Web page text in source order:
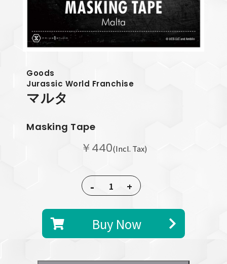
Goods
Jurassic World Franchise
マルタ
Masking Tape
￥440(Incl. Tax)
- +
Buy Now